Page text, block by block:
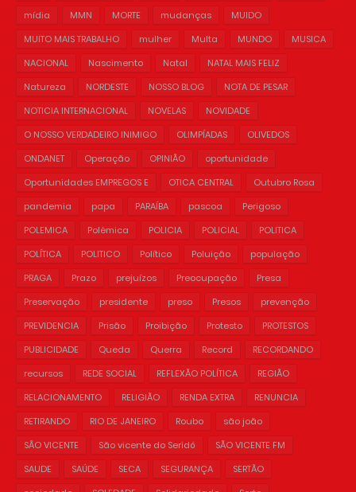
mídia
MMN MORTE mudanças
MUIDO
MUITO MAIS TRABALHO
mulher Multa MUNDO
MUSICA
NACIONAL
Nascimento Natal
NATAL MAIS FELIZ
Natureza
NORDESTE NOSSO BLOG
NOTA DE PESAR
NOTICIA INTERNACIONAL
NOVELAS
NOVIDADE
O NOSSO VERDADEIRO INIMIGO
OLIMPÍADAS
OLIVEDOS
ONDANET
Operação OPINIÃO
oportunidade
Oportunidades EMPREGOS E
OTICA CENTRAL
Outubro Rosa
pandemia
papa PARAÍBA pascoa
Perigoso
POLEMICA
Polêmica POLICIA POLICIAL
POLITICA
POLÍTICA
POLITICO Político Poluição
população
PRAGA
Prazo prejuízos Preocupação
Presa
Preservação
presidente preso Presos
prevenção
PREVIDENCIA
Prisão Proibição Protesto
PROTESTOS
PUBLICIDADE
Queda Querra Record
RECORDANDO
recursos
REDE SOCIAL REFLEXÃO POLÍTICA
REGIÃO
RELACIONAMENTO
RELIGIÃO RENDA EXTRA
RENUNCIA
RETIRANDO
RIO DE JANEIRO Roubo
são joão
SÃO VICENTE
São vicente do Seridó
SÃO VICENTE FM
SAUDE
SAÚDE SECA SEGURANÇA
SERTÃO